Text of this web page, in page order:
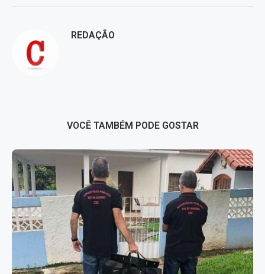
REDAÇÃO
VOCÊ TAMBÉM PODE GOSTAR